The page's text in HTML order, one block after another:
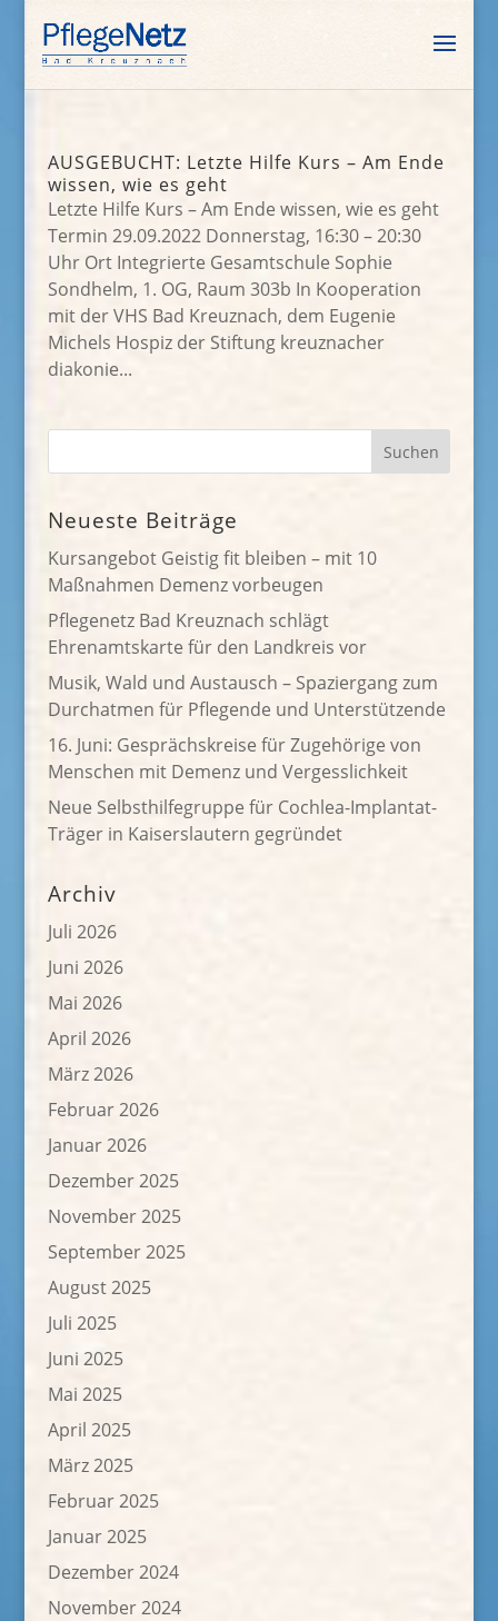
AUSGEBUCHT: Letzte Hilfe Kurs – Am Ende
wissen, wie es geht
Letzte Hilfe Kurs – Am Ende wissen, wie es geht
Termin 29.09.2022 Donnerstag, 16:30 – 20:30
Uhr Ort Integrierte Gesamtschule Sophie
Sondhelm, 1. OG, Raum 303b In Kooperation
mit der VHS Bad Kreuznach, dem Eugenie
Michels Hospiz der Stiftung kreuznacher
diakonie...
Neueste Beiträge
Kursangebot Geistig fit bleiben – mit 10
Maßnahmen Demenz vorbeugen
Pflegenetz Bad Kreuznach schlägt
Ehrenamtskarte für den Landkreis vor
Musik, Wald und Austausch – Spaziergang zum
Durchatmen für Pflegende und Unterstützende
16. Juni: Gesprächskreise für Zugehörige von
Menschen mit Demenz und Vergesslichkeit
Neue Selbsthilfegruppe für Cochlea-Implantat-
Träger in Kaiserslautern gegründet
Archiv
Juli 2026
Juni 2026
Mai 2026
April 2026
März 2026
Februar 2026
Januar 2026
Dezember 2025
November 2025
September 2025
August 2025
Juli 2025
Juni 2025
Mai 2025
April 2025
März 2025
Februar 2025
Januar 2025
Dezember 2024
November 2024